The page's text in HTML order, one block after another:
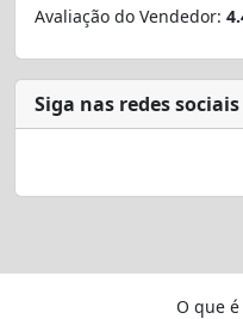
Avaliação do Vendedor:
Siga nas redes sociais
O que